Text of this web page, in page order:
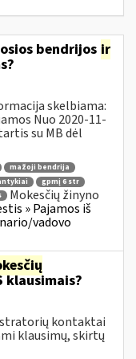
bendrijos ir
skelbiama:
Nuo 2020-11-
su MB dėl
mažoji bendrija
gpmį 6 str
Mokesčių žinyno
» Pajamos iš
vadovo
kontaktai
klausimų, skirtų